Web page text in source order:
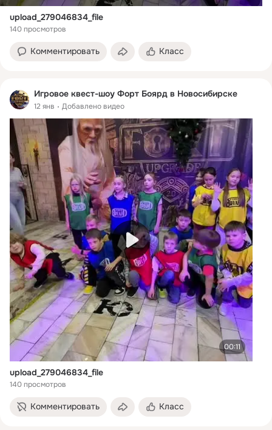
upload_279046834_file
140 просмотров
Комментировать Класс
Игровое квест-шоу Форт Боярд в Новосибирске
12 янв Добавлено видео
00:11
upload_279046834_file
140 просмотров
Комментировать Класс